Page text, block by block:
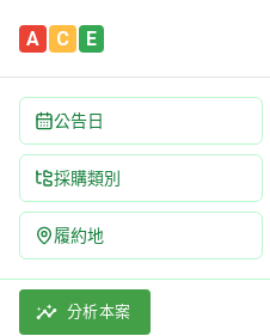
A C E
公告日
採購類別
履約地
海水水塔新建工程 招標公告
採購類別：工程類 混凝土工
分析本案